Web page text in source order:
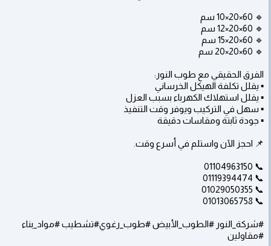
🔹 60×20×10 سم
🔹 60×20×12 سم
🔹 60×20×15 سم
🔹 60×20×20 سم
الفرق الحقيقي مع طوب النور:
▪ يقلل تكلفة الهيكل الخرساني
▪ يقلل استهلاك الكهرباء بسبب العزل
▪ سهل في التركيب ويوفر وقت التنفيذ
▪ جودة ثابتة ومقاسات دقيقة
📌 احجز الآن واستلم في أسرع وقت.
📞 01104963150
📞 01119394474
📞 01029050355
📞 01013065758
#شركة_النور #الطوب_الأبيض #طوب_رغوي#تشطيب #مواد_بناء
#مقاولين